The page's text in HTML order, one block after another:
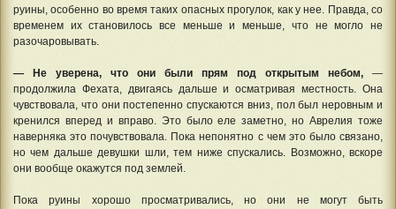
руины, особенно во время таких опасных прогулок, как у нее. Правда, со
временем их становилось все меньше и меньше, что не могло не
разочаровывать.
— Не уверена, что они были прям под открытым небом, —
продолжила Фехата, двигаясь дальше и осматривая местность. Она
чувствовала, что они постепенно спускаются вниз, пол был неровным и
кренился вперед и вправо. Это было еле заметно, но Аврелия тоже
наверняка это почувствовала. Пока непонятно с чем это было связано,
но чем дальше девушки шли, тем ниже спускались. Возможно, вскоре
они вообще окажутся под землей.
Пока руины хорошо просматривались, но они не могут быть